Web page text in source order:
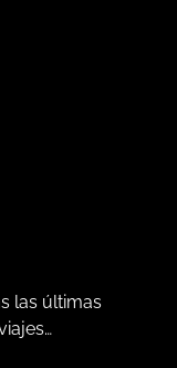
las últimas